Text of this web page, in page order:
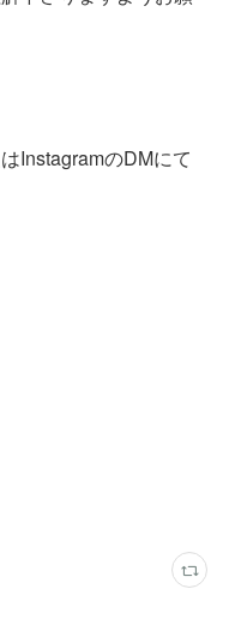
InstagramのDMにて